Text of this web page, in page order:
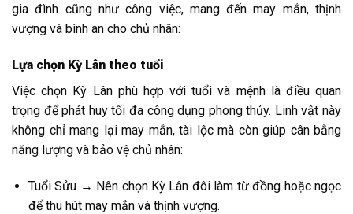
gia đình cũng như công việc, mang đến may mắn, thịnh
vượng và bình an cho chủ nhân:
Lựa chọn Kỳ Lân theo tuổi
Việc chọn Kỳ Lân phù hợp với tuổi và mệnh là điều quan
trọng để phát huy tối đa công dụng phong thủy. Linh vật này
không chỉ mang lại may mắn, tài lộc mà còn giúp cân bằng
năng lượng và bảo vệ chủ nhân:
Tuổi Sửu → Nên chọn Kỳ Lân đôi làm từ đồng hoặc ngọc
để thu hút may mắn và thịnh vượng.